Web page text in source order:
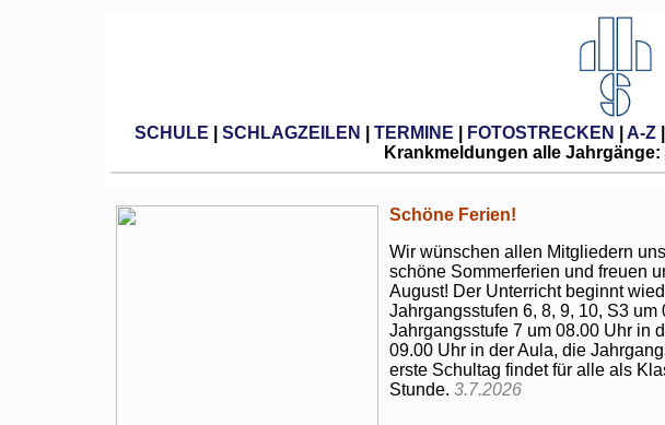
SCHULE SCHLAGZEILEN TERMINE FOTOSTRECKEN A-Z|
Krankmeldungen alle Jahrgänge:
Schöne Ferien!
Wir wünschen allen Mitgliedern
schöne Sommerferien und freuen
August! Der Unterricht beginnt
Jahrgangsstufen 6, 8, 9, 10, S3
Jahrgangsstufe 7 um 08.00 Uhr in
09.00 Uhr in der Aula, die
erste Schultag findet für alle als
Stunde.3.7.2026